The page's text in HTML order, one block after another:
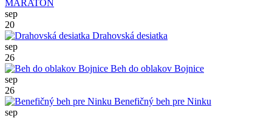
MARATÓN
sep
20
Drahovská desiatka
sep
26
Beh do oblakov Bojnice
sep
26
Benefičný beh pre Ninku
sep